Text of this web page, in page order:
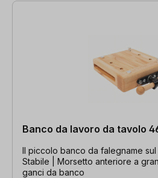
Banco da lavoro da tavolo
Il piccolo banco da falegname sul
Stabile | Morsetto anteriore a
ganci da banco